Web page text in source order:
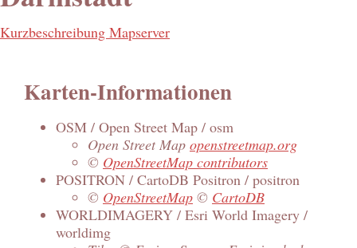
Kurzbeschreibung Mapserver
Karten-Informationen
OSM / Open Street Map / osm
Open Street Map openstreetmap.org
© OpenStreetMap contributors
POSITRON / CartoDB Positron / positron
© OpenStreetMap © CartoDB
WORLDIMAGERY / Esri World Imagery /
worldimg